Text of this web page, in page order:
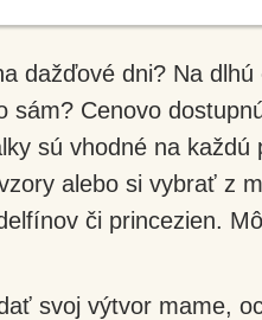
dažďové dni? Na
sám? Cenovo
sú vhodné na
alebo si vybrať z
či princezien.
svoj výtvor mame,